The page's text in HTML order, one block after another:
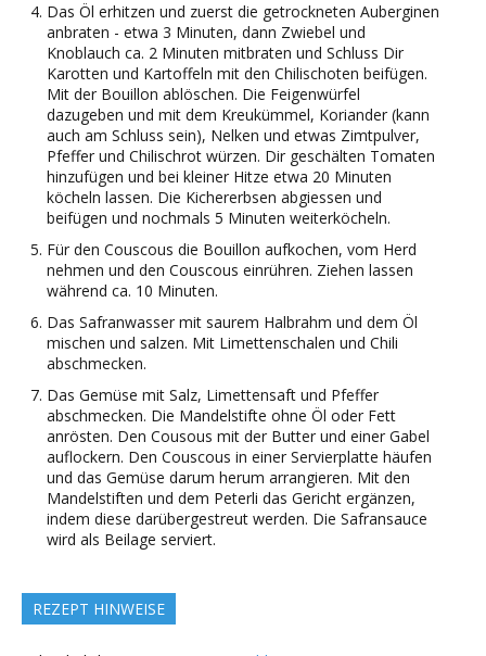
Das Öl erhitzen und zuerst die getrockneten Auberginen
anbraten - etwa 3 Minuten, dann Zwiebel und
Knoblauch ca. 2 Minuten mitbraten und Schluss Dir
Karotten und Kartoffeln mit den Chilischoten beifügen.
Mit der Bouillon ablöschen. Die Feigenwürfel
dazugeben und mit dem Kreukümmel, Koriander (kann
auch am Schluss sein), Nelken und etwas Zimtpulver,
Pfeffer und Chilischrot würzen. Dir geschälten Tomaten
hinzufügen und bei kleiner Hitze etwa 20 Minuten
köcheln lassen. Die Kichererbsen abgiessen und
beifügen und nochmals 5 Minuten weiterköcheln.
Für den Couscous die Bouillon aufkochen, vom Herd
nehmen und den Couscous einrühren. Ziehen lassen
während ca. 10 Minuten.
Das Safranwasser mit saurem Halbrahm und dem Öl
mischen und salzen. Mit Limettenschalen und Chili
abschmecken.
Das Gemüse mit Salz, Limettensaft und Pfeffer
abschmecken. Die Mandelstifte ohne Öl oder Fett
anrösten. Den Cousous mit der Butter und einer Gabel
auflockern. Den Couscous in einer Servierplatte häufen
und das Gemüse darum herum arrangieren. Mit den
Mandelstiften und dem Peterli das Gericht ergänzen,
indem diese darübergestreut werden. Die Safransauce
wird als Beilage serviert.
REZEPT HINWEISE